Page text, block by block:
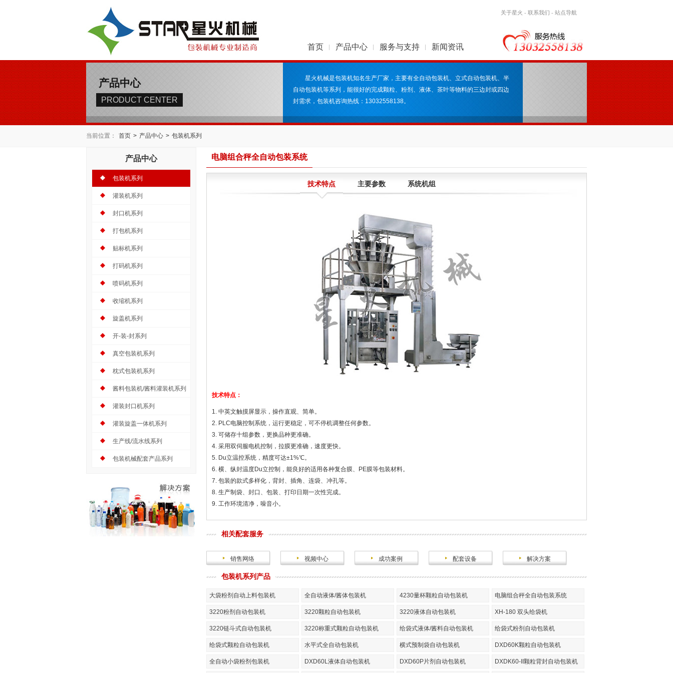
关于星火 - 联系我们 - 站点导航
首页 产品中心 服务与支持 新闻资讯
产品中心
PRODUCT CENTER
星火机械是包装机知名生产厂家，主要有全自动包装机、立式自动包装机、半
自动包装机等系列，能很好的完成颗粒、粉剂、液体、茶叶等物料的三边封或四边
封需求，包装机咨询热线：13032558138。
当前位置： 首页 > 产品中心 > 包装机系列
产品中心
包装机系列
灌装机系列
封口机系列
打包机系列
贴标机系列
打码机系列
喷码机系列
收缩机系列
旋盖机系列
开-装-封系列
真空包装机系列
枕式包装机系列
酱料包装机/酱料灌装机系列
灌装封口机系列
灌装旋盖一体机系列
生产线/流水线系列
包装机械配套产品系列
电脑组合秤全自动包装系统
技术特点 主要参数 系统机组
技术特点：
1. 中英文触摸屏显示，操作直观、简单。
2. PLC电脑控制系统，运行更稳定，可不停机调整任何参数。
3. 可储存十组参数，更换品种更准确。
4. 采用双伺服电机控制，拉膜更准确，速度更快。
5. Du立温控系统，精度可达±1%℃。
6. 横、纵封温度Du立控制，能良好的适用各种复合膜、PE膜等包装材料。
7. 包装的款式多样化，背封、插角、连袋、冲孔等。
8. 生产制袋、封口、包装、打印日期一次性完成。
9. 工作环境清净，噪音小。
相关配套服务
销售网络 视频中心 成功案例 配套设备 解决方案
包装机系列产品
大袋粉剂自动上料包装机 全自动液体/酱体包装机 4230量杯颗粒自动包装机 电脑组合秤全自动包装系统
3220粉剂自动包装机 3220颗粒自动包装机 3220液体自动包装机 XH-180 双头给袋机
3220链斗式自动包装机 3220称重式颗粒自动包装机 给袋式液体/酱料自动包装机 给袋式粉剂自动包装机
给袋式颗粒自动包装机 水平式全自动包装机 横式预制袋自动包装机 DXD60K颗粒自动包装机
全自动小袋粉剂包装机 DXD60L液体自动包装机 DXD60P片剂自动包装机 DXDK60-II颗粒背封自动包装机